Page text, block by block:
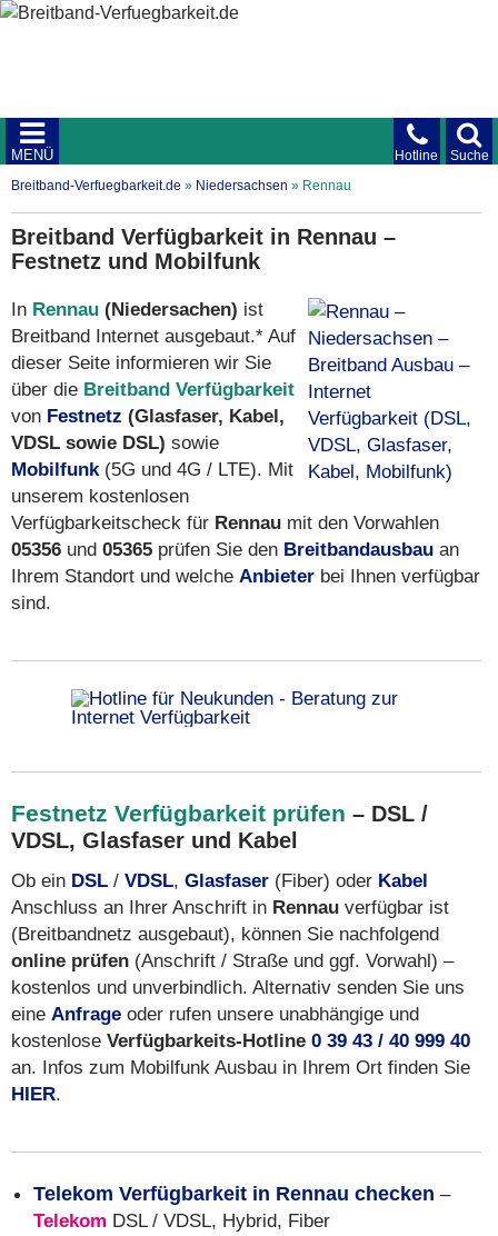
Suche
Hotline
MENÜ
Breitband-Verfuegbarkeit.de » Niedersachsen » Rennau
Breitband Verfügbarkeit in Rennau –
Festnetz und Mobilfunk
In Rennau (Niedersachen) ist
Breitband Internet ausgebaut.* Auf
dieser Seite informieren wir Sie
über die Breitband Verfügbarkeit
von Festnetz (Glasfaser, Kabel,
VDSL sowie DSL) sowie
Mobilfunk(5G und 4G / LTE). Mit
unserem kostenlosen
Verfügbarkeitscheck für Rennau mit den Vorwahlen
05356 und 05365 prüfen Sie den Breitbandausbau an
Ihrem Standort und welche Anbieter bei Ihnen verfügbar
sind.
Festnetz Verfügbarkeit prüfen – DSL /
VDSL, Glasfaser und Kabel
Ob ein DSL / VDSL, Glasfaser (Fiber) oder Kabel
Anschluss an Ihrer Anschrift in Rennau verfügbar ist
(Breitbandnetz ausgebaut), können Sie nachfolgend
online prüfen (Anschrift / Straße und ggf. Vorwahl) –
kostenlos und unverbindlich. Alternativ senden Sie uns
eine Anfrage oder rufen unsere unabhängige und
kostenlose Verfügbarkeits-Hotline 0 39 43 / 40 999 40
an. Infos zum Mobilfunk Ausbau in Ihrem Ort finden Sie
HIER.
Telekom Verfügbarkeit in Rennau checken –
Telekom DSL / VDSL, Hybrid, Fiber